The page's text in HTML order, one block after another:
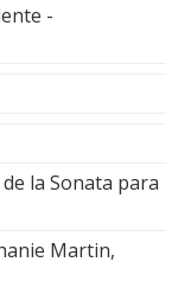
-
la Sonata para
Martin,